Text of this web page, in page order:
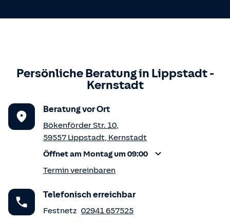
Persönliche Beratung in Lippstadt -
Kernstadt
Beratung vor Ort
Bökenförder Str. 10,
59557 Lippstadt, Kernstadt
Öffnet am Montag um 09:00
Termin vereinbaren
Telefonisch erreichbar
Festnetz 02941 657525